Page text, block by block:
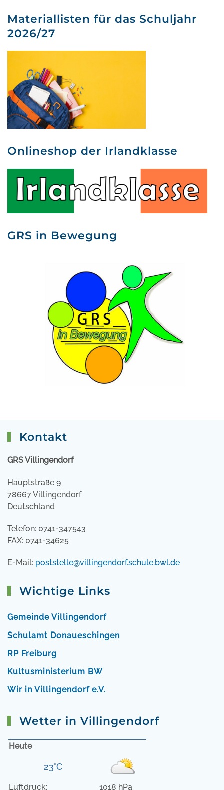
Materiallisten für das Schuljahr
2026/27
Onlineshop der Irlandklasse
GRS in Bewegung
Kontakt
GRS Villingendorf
Hauptstraße 9
78667 Villingendorf
Deutschland
Telefon: 0741-347543
FAX: 0741-34625
E-Mail: poststelle@villingendorf.schule.bwl.de
Wichtige Links
Gemeinde Villingendorf
Schulamt Donaueschingen
RP Freiburg
Kultusministerium BW
Wir in Villingendorf e.V.
Wetter in Villingendorf
Heute
23°C
Luftdruck: 1018 hPa